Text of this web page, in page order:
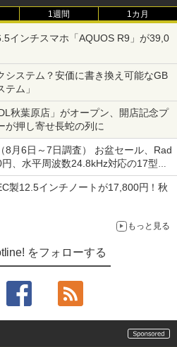
1週間 1カ月
インチスマホ「AQUOS R9」が39,0
システム？安価に書き換え可能なGB
ム」
秋葉原店」がオープン、開店記念プ
が押し寄せ長蛇の列に
8月6日～7日調査） お盆セール、Rad
、水平周波数24.8kHz対応の17型モ
連動セール ほか
製12.5インチノートが17,800円！秋
もっと見る
をフォローする